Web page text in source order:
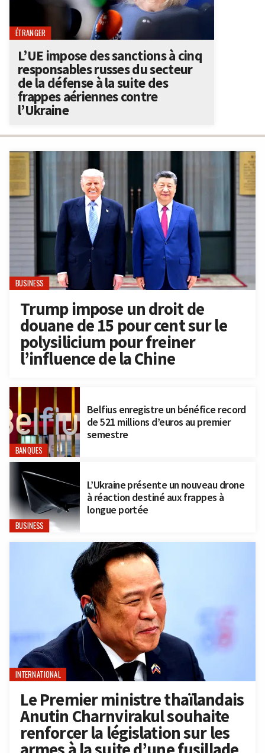
BUSINESS
Trump impose un droit de
douane de 15 pour cent sur le
polysilicium pour freiner
l’influence de la Chine
BANQUES
Belfius enregistre un bénéfice record
de 521 millions d’euros au premier
semestre
BUSINESS
L’Ukraine présente un nouveau drone
à réaction destiné aux frappes à
longue portée
INTERNATIONAL
Le Premier ministre thaïlandais
Anutin Charnvirakul souhaite
renforcer la législation sur les
ÉTRANGER
L’UE impose des sanctions à cinq
responsables russes du secteur
de la défense à la suite des
frappes aériennes contre
l’Ukraine